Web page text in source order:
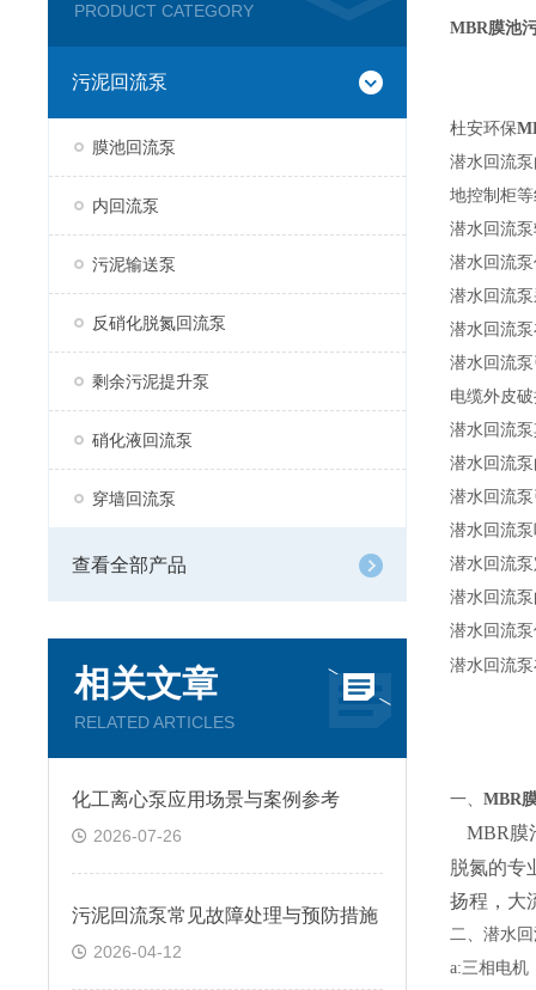
PRODUCT CATEGORY
污泥回流泵
膜池回流泵
内回流泵
污泥输送泵
反硝化脱氮回流泵
剩余污泥提升泵
硝化液回流泵
穿墙回流泵
查看全部产品
相关文章
RELATED ARTICLES
化工离心泵应用场景与案例参考
2026-07-26
污泥回流泵常见故障处理与预防措施
2026-04-12
MBR膜池
杜安环保
潜水回流
地控制柜
潜水回流
潜水回流
潜水回流
潜水回流
潜水回流
电缆外皮
潜水回流
潜水回流
潜水回流
潜水回流
潜水回流
潜水回流
潜水回流
潜水回流
一、 MBR
MBR膜
脱氮的专
扬程，大
二、潜水
a:三相电机